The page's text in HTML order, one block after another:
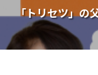
「トリセツ」の